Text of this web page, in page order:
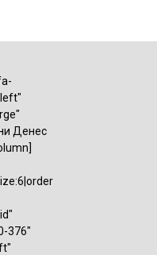
Денес
376"